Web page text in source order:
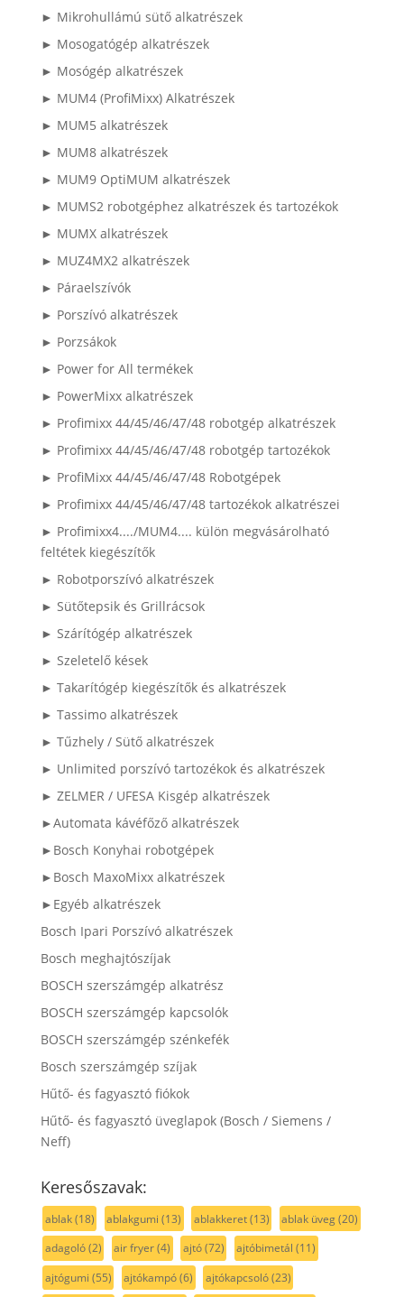
► Mikrohullámú sütő alkatrészek
► Mosogatógép alkatrészek
► Mosógép alkatrészek
► MUM4 (ProfiMixx) Alkatrészek
► MUM5 alkatrészek
► MUM8 alkatrészek
► MUM9 OptiMUM alkatrészek
► MUMS2 robotgéphez alkatrészek és tartozékok
► MUMX alkatrészek
► MUZ4MX2 alkatrészek
► Páraelszívók
► Porszívó alkatrészek
► Porzsákok
► Power for All termékek
► PowerMixx alkatrészek
► Profimixx 44/45/46/47/48 robotgép alkatrészek
► Profimixx 44/45/46/47/48 robotgép tartozékok
► ProfiMixx 44/45/46/47/48 Robotgépek
► Profimixx 44/45/46/47/48 tartozékok alkatrészei
► Profimixx4..../MUM4.... külön megvásárolható
feltétek kiegészítők
► Robotporszívó alkatrészek
► Sütőtepsik és Grillrácsok
► Szárítógép alkatrészek
► Szeletelő kések
► Takarítógép kiegészítők és alkatrészek
► Tassimo alkatrészek
► Tűzhely / Sütő alkatrészek
► Unlimited porszívó tartozékok és alkatrészek
► ZELMER / UFESA Kisgép alkatrészek
►Automata kávéfőző alkatrészek
►Bosch Konyhai robotgépek
►Bosch MaxoMixx alkatrészek
►Egyéb alkatrészek
Bosch Ipari Porszívó alkatrészek
Bosch meghajtószíjak
BOSCH szerszámgép alkatrész
BOSCH szerszámgép kapcsolók
BOSCH szerszámgép szénkefék
Bosch szerszámgép szíjak
Hűtő- és fagyasztó fiókok
Hűtő- és fagyasztó üveglapok (Bosch / Siemens /
Neff)
Keresőszavak:
ablak(18) ablakgumi (13) ablakkeret(13) ablak üveg(20)
adagoló(2) air fryer(4) ajtó(72) ajtóbimetál (11)
ajtógumi (55) ajtókampó(6) ajtókapcsoló(23)